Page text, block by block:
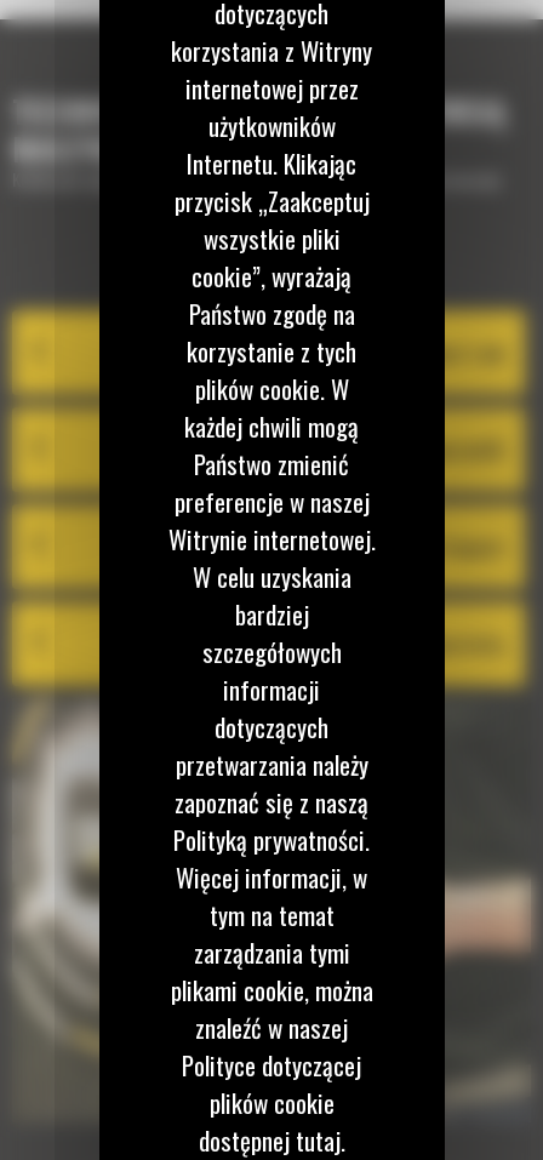
TECHNOLOGIE, KTÓRE UZUPEŁNIĄ TWOJĄ
MASZYNĘ
Krótki opis wyposażenia lub technologii potrzebnych do uzupełnienia maszyny
EQUIPMENT MANAGEMENT
System Cat Product Link
VisionLink® Productivity
dotyczących
korzystania z Witryny
internetowej przez
użytkowników
Internetu. Klikając
przycisk „Zaakceptuj
wszystkie pliki
cookie”, wyrażają
Państwo zgodę na
korzystanie z tych
plików cookie. W
każdej chwili mogą
Państwo zmienić
preferencje w naszej
Witrynie internetowej.
W celu uzyskania
bardziej
szczegółowych
informacji
dotyczących
przetwarzania należy
zapoznać się z naszą
Polityką prywatności.
Więcej informacji, w
tym na temat
zarządzania tymi
plikami cookie, można
znaleźć w naszej
Polityce dotyczącej
plików cookie
dostępnej tutaj.